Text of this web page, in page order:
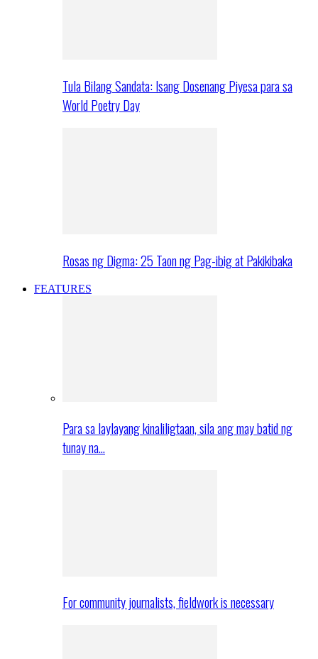
Tula Bilang Sandata: Isang Dosenang Piyesa para sa
World Poetry Day
Rosas ng Digma: 25 Taon ng Pag-ibig at Pakikibaka
FEATURES
Para sa laylayang kinaliligtaan, sila ang may batid ng
tunay na…
For community journalists, fieldwork is necessary